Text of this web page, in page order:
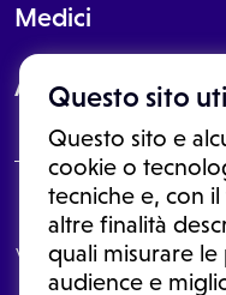
Questo sito
Questo sito e
cookie o
tecniche e, con
altre finalità
quali misurare le
audience e
Medici
About
Le informazioni proposte in
In nessun caso, queste
visita o una diagnosi
le informazioni disponibili
una diagnosi, la